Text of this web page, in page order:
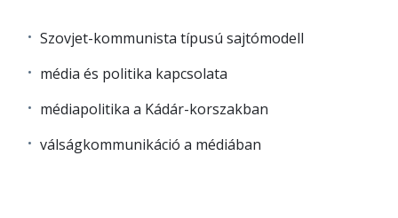
Szovjet-kommunista típusú sajtómodell
média és politika kapcsolata
médiapolitika a Kádár-korszakban
válságkommunikáció a médiában